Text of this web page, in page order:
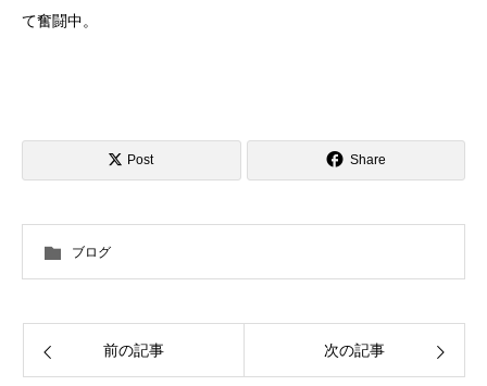
て奮闘中。
Post Share
ブログ
前の記事 次の記事